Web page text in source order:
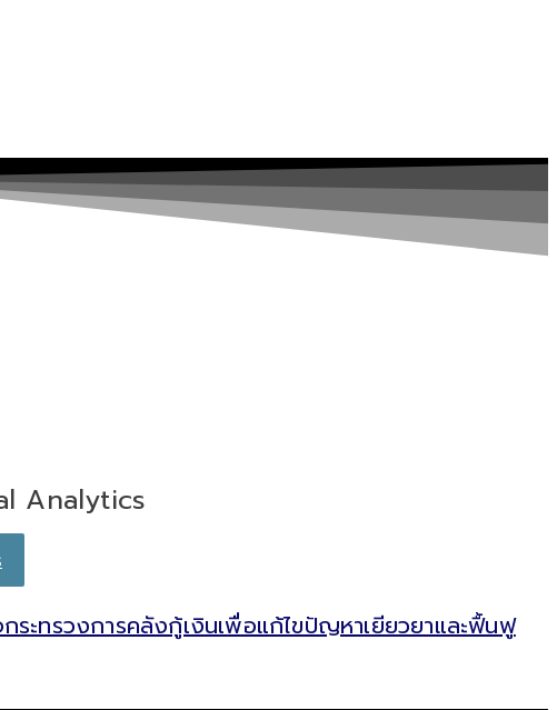
Analytics
ระทรวงการคลังกู้เงินเพื่อแก้ไขปัญหาเยียวยาและฟื้นฟู